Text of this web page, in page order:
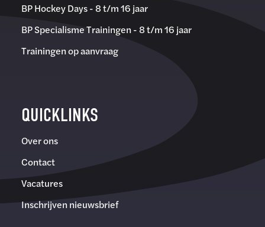
BP Hockey Days - 8 t/m 16 jaar
BP Specialisme Trainingen - 8 t/m 16 jaar
Trainingen op aanvraag
QUICKLINKS
Over ons
Contact
Vacatures
Inschrijven nieuwsbrief